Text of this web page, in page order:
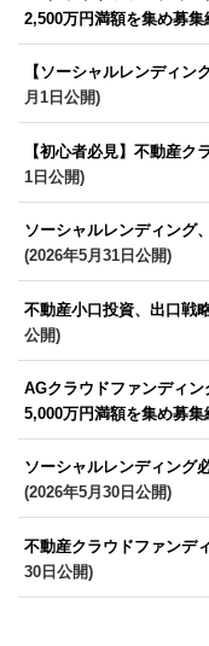
2,500万円満額を集め募集
【ソーシャルレンディン
月1日公開)
【初心者必見】不動産ク
1日公開)
ソーシャルレンディング
(2026年5月31日公開)
不動産小口投資、出口戦
公開)
AGクラウドファンディン
5,000万円満額を集め募集
ソーシャルレンディング
(2026年5月30日公開)
不動産クラウドファンデ
30日公開)